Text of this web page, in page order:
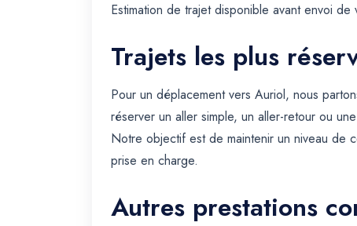
Estimation de trajet disponible avant envoi de
Trajets les plus
Pour un déplacement vers Auriol, nous
réserver un aller simple, un aller-retour ou
Notre objectif est de maintenir un niveau de
prise en charge.
Autres prestations